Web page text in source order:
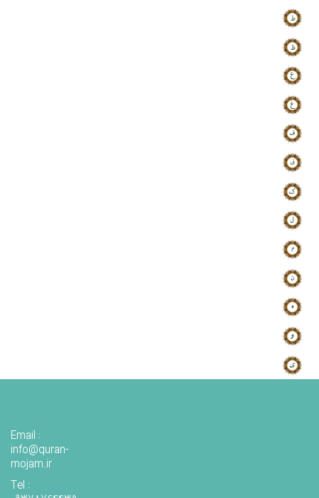
Email :
info@quran-
mojam.ir
Tel :